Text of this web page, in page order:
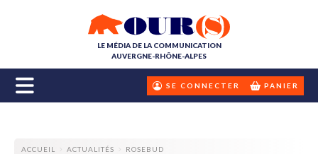
LE MÉDIA DE LA COMMUNICATION
AUVERGNE-RHÔNE-ALPES
SE CONNECTER PANIER
ACCUEIL ACTUALITÉS ROSEBUD